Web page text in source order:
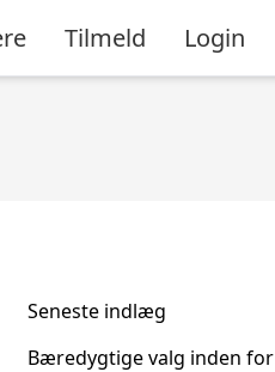
Tilmeld Login
Seneste indlæg
Bæredygtige valg inden for